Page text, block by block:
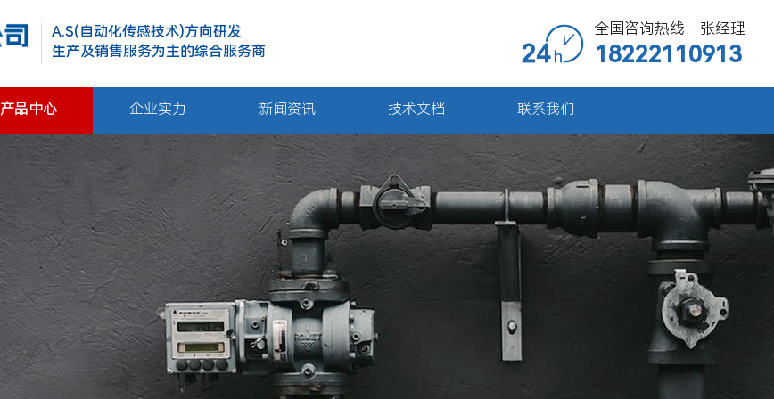
A.S(自动化传感技术)方向研发
生产及销售服务为主的综合服务商
产品中心 企业实力 新闻资讯 技术文档 联系我们
18222110913
全国咨询热线：张经理